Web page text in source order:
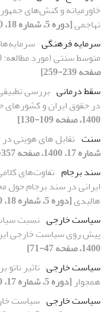
خاورمیانه و کنش‌های
تهاجمی[دوره 5، شماره 18، 1400، صفحه 1-34]
سرمایه فرهنگی
متوسط سنتی (مورد مطالعه: 1360-1357)
صفحه 239-259]
سقط درمانی بررسی
در حقوق ایران و کشورهای
1400، صفحه 109-130]
سنت تقابل های هویتی
شماره 17، 1400، صفحه 357-381]
سند برجام تفاوت‌های
ایرانی در سند برجام
هالیدی[دوره 5، شماره 18، 1400، صفحه 155-166]
سیاست خارجی نسبت
پیش روی سیاست خارجی
1400، صفحه 47-71]
سیاست خارجی تاثیر
همجوار [دوره 5، شماره 17، 1400، صفحه 1-22]
سیاست خارجی سیاست